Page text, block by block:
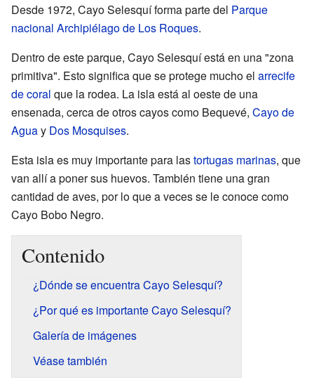
Desde 1972, Cayo Selesquí forma parte del Parque
nacional Archipiélago de Los Roques.
Dentro de este parque, Cayo Selesquí está en una "zona
primitiva". Esto significa que se protege mucho el arrecife
de coral que la rodea. La isla está al oeste de una
ensenada, cerca de otros cayos como Bequevé, Cayo de
Aguay Dos Mosquises.
Esta isla es muy importante para lastortugas marinas, que
van allí a poner sus huevos. También tiene una gran
cantidad de aves, por lo que a veces se le conoce como
Cayo Bobo Negro.
Contenido
¿Dónde se encuentra Cayo Selesquí?
¿Por qué es importante Cayo Selesquí?
Galería de imágenes
Véase también